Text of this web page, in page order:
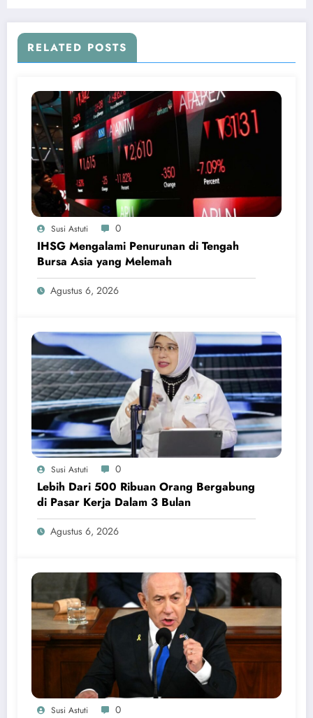
RELATED POSTS
Susi Astuti 0
IHSG Mengalami Penurunan di Tengah
Bursa Asia yang Melemah
Agustus 6, 2026
Susi Astuti 0
Lebih Dari 500 Ribuan Orang Bergabung
di Pasar Kerja Dalam 3 Bulan
Agustus 6, 2026
Susi Astuti 0